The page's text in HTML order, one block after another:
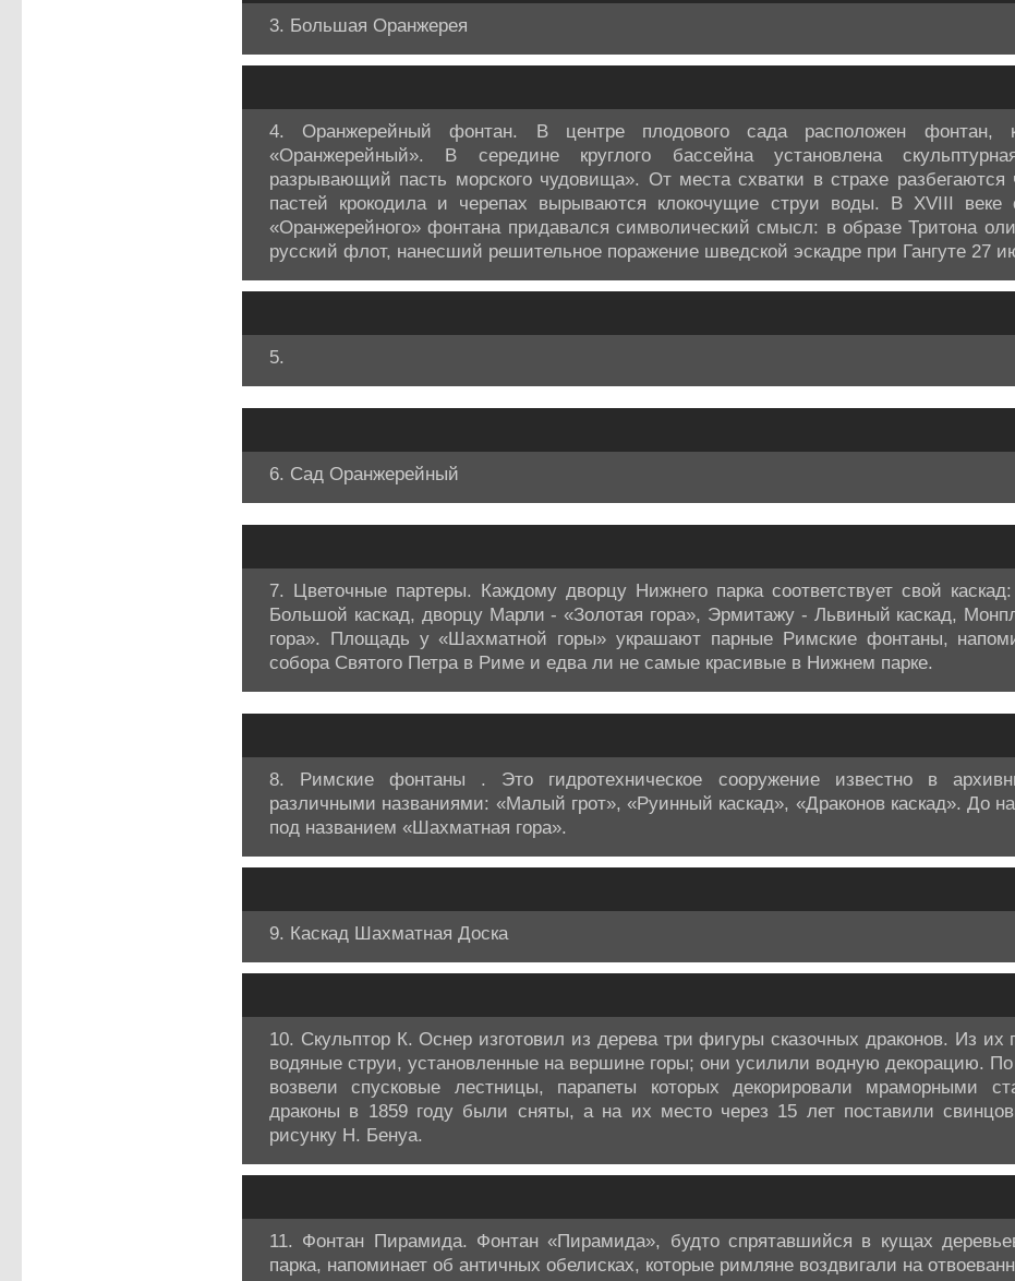
3. Большая Оранжерея
4. Оранжерейный фонтан. В центре плодового сада расположен фонтан,
«Оранжерейный». В середине круглого бассейна установлена
разрывающий пасть морского чудовища». От места схватки в страхе разбегаются
пастей крокодила и черепах вырываются клокочущие струи воды. В XVIII веке
«Оранжерейного» фонтана придавался символический смысл: в образе Тритона
русский флот, нанесший решительное поражение шведской эскадре при Гангуте 27
5.
6. Сад Оранжерейный
7. Цветочные партеры. Каждому дворцу Нижнего парка соответствует свой
Большой каскад, дворцу Марли - «Золотая гора», Эрмитажу - Львиный каскад,
гора». Площадь у «Шахматной горы» украшают парные Римские фонтаны,
собора Святого Петра в Риме и едва ли не самые красивые в Нижнем парке.
8. Римские фонтаны . Это гидротехническое сооружение известно в
различными названиями: «Малый грот», «Руинный каскад», «Драконов каскад». До
под названием «Шахматная гора».
9. Каскад Шахматная Доска
10. Скульптор К. Оснер изготовил из дерева три фигуры сказочных драконов. Из
водяные струи, установленные на вершине горы; они усилили водную декорацию. По
возвели спусковые лестницы, парапеты которых декорировали мраморными
драконы в 1859 году были сняты, а на их место через 15 лет поставили
рисунку Н. Бенуа.
11. Фонтан Пирамида. Фонтан «Пирамида», будто спрятавшийся в кущах
парка, напоминает об античных обелисках, которые римляне воздвигали на